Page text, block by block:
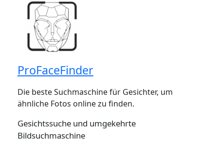
ProFaceFinder
Die beste Suchmaschine für Gesichter, um
ähnliche Fotos online zu finden.
Gesichtssuche und umgekehrte
Bildsuchmaschine